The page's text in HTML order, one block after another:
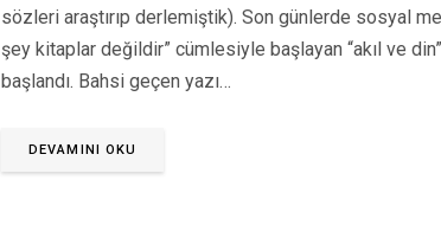
sözleri araştırıp derlemiştik). Son günlerde sosyal
şey kitaplar değildir” cümlesiyle başlayan “akıl ve
başlandı. Bahsi geçen yazı…
DEVAMINI OKU